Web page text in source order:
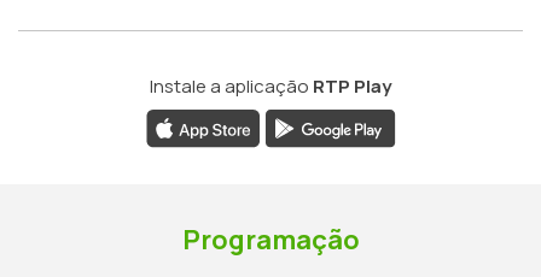
Instale a aplicação RTP Play
Programação